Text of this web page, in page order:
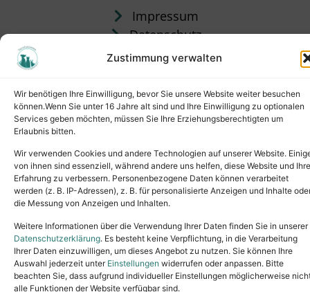
Zustimmung verwalten
Wir benötigen Ihre Einwilligung, bevor Sie unsere Website weiter besuchen
können.Wenn Sie unter 16 Jahre alt sind und Ihre Einwilligung zu optionalen
Services geben möchten, müssen Sie Ihre Erziehungsberechtigten um
Erlaubnis bitten.
Wir verwenden Cookies und andere Technologien auf unserer Website.
von ihnen sind essenziell, während andere uns helfen, diese Website und Ihre
Erfahrung zu verbessern. Personenbezogene Daten können verarbeitet
werden (z. B. IP-Adressen), z. B. für personalisierte Anzeigen und Inhalte
die Messung von Anzeigen und Inhalten.
Weitere Informationen über die Verwendung Ihrer Daten finden Sie in unserer
Datenschutzerklärung. Es besteht keine Verpflichtung, in die Verarbeitung
Ihrer Daten einzuwilligen, um dieses Angebot zu nutzen. Sie können Ihre
Auswahl jederzeit unter Einstellungen widerrufen oder anpassen. Bitte
beachten Sie, dass aufgrund individueller Einstellungen möglicherweise
alle Funktionen der Website verfügbar sind.
Impressum
Datenschutz
Satzung
Copyright © 2024. All rights reserved.
Tel.: (02631) 55356buero@tierheim-neuwied.de
Ludwigshof 1, 56567 Neuwied